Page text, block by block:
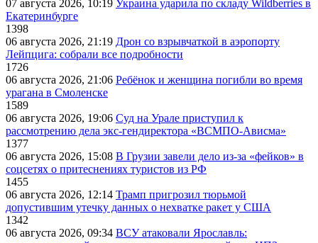
07 августа 2026, 10:19 Украина ударила по складу Wildberries в
Екатеринбурге
1398
06 августа 2026, 21:19 Дрон со взрывчаткой в аэропорту
Лейпцига: собрали все подробности
1726
06 августа 2026, 21:06 Ребёнок и женщина погибли во время
урагана в Смоленске
1589
06 августа 2026, 19:06 Суд на Урале приступил к
рассмотрению дела экс-гендиректора «ВСМПО-Ависма»
1377
06 августа 2026, 15:08 В Грузии завели дело из-за «фейков» в
соцсетях о притеснениях туристов из РФ
1455
06 августа 2026, 12:14 Трамп пригрозил тюрьмой
допустившим утечку данных о нехватке ракет у США
1342
06 августа 2026, 09:34 ВСУ атаковали Ярославль: